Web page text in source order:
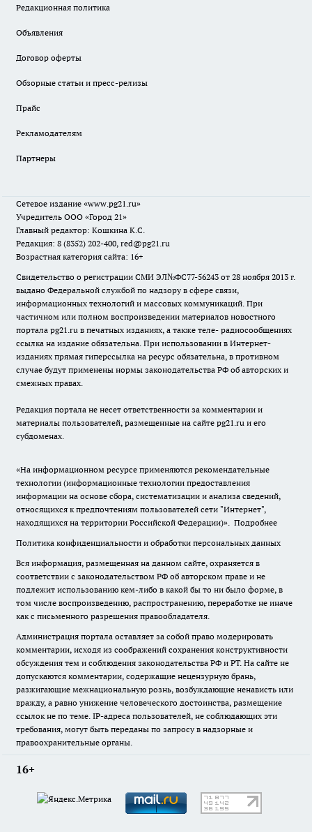
Редакционная политика
Объявления
Договор оферты
Обзорные статьи и пресс-релизы
Прайс
Рекламодателям
Партнеры
Сетевое издание «www.pg21.ru»
Учредитель ООО «Город 21»
Главный редактор: Кошкина К.С.
Редакция: 8 (8352) 202-400, red@pg21.ru
Возрастная категория сайта: 16+
Свидетельство о регистрации СМИ ЭЛ№ФС77-56243 от 28 ноября 2013 г.
выдано Федеральной службой по надзору в сфере связи,
информационных технологий и массовых коммуникаций. При
частичном или полном воспроизведении материалов новостного
портала pg21.ru в печатных изданиях, а также теле- радиосообщениях
ссылка на издание обязательна. При использовании в Интернет-
изданиях прямая гиперссылка на ресурс обязательна, в противном
случае будут применены нормы законодательства РФ об авторских и
смежных правах.
Редакция портала не несет ответственности за комментарии и
материалы пользователей, размещенные на сайте pg21.ru и его
субдоменах.
«На информационном ресурсе применяются рекомендательные
технологии (информационные технологии предоставления
информации на основе сбора, систематизации и анализа сведений,
относящихся к предпочтениям пользователей сети "Интернет",
находящихся на территории Российской Федерации)». Подробнее
Политика конфиденциальности и обработки персональных данных
Вся информация, размещенная на данном сайте, охраняется в
соответствии с законодательством РФ об авторском праве и не
подлежит использованию кем-либо в какой бы то ни было форме, в
том числе воспроизведению, распространению, переработке не иначе
как с письменного разрешения правообладателя.
Администрация портала оставляет за собой право модерировать
комментарии, исходя из соображений сохранения конструктивности
обсуждения тем и соблюдения законодательства РФ и РТ. На сайте не
допускаются комментарии, содержащие нецензурную брань,
разжигающие межнациональную рознь, возбуждающие ненависть или
вражду, а равно унижение человеческого достоинства, размещение
ссылок не по теме. IP-адреса пользователей, не соблюдающих эти
требования, могут быть переданы по запросу в надзорные и
правоохранительные органы.
16+